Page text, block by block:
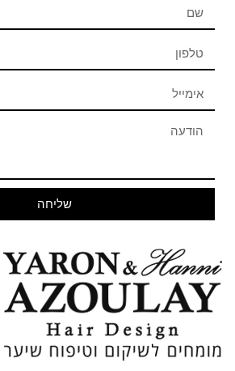
שליחה